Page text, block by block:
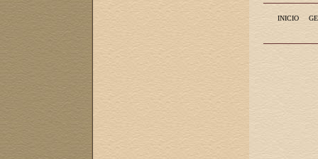
INICIO